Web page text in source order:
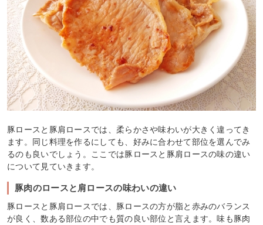
豚ロースと豚肩ロースでは、柔らかさや味わいが大きく違ってき
ます。同じ料理を作るにしても、好みに合わせて部位を選んでみ
るのも良いでしょう。ここでは豚ロースと豚肩ロースの味の違い
について見ていきます。
豚肉のロースと肩ロースの味わいの違い
豚ロースと豚肩ロースでは、豚ロースの方が脂と赤みのバランス
が良く、数ある部位の中でも質の良い部位と言えます。味も豚肉